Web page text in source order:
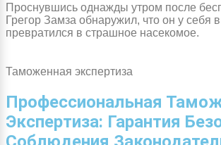
Проснувшись однажды утром после
Грегор Замза обнаружил, что он у себя
превратился в страшное насекомое.
Таможенная экспертиза
Профессиональная
Экспертиза: Гарантия